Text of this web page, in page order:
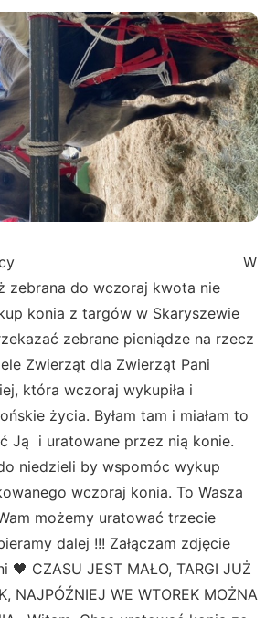
Darczyńcy W
zebrana do wczoraj kwota nie
konia z targów w Skaryszewie
zebrane pieniądze na rzecz
Zwierząt dla Zwierząt Pani
która wczoraj wykupiła i
życia. Byłam tam i miałam to
Ją i uratowane przez nią konie.
niedzieli by wspomóc wykup
wczoraj konia. To Wasza
możemy uratować trzecie
dalej !!! Załączam zdjęcie
🖤 CZASU JEST MAŁO, TARGI JUŻ
NAJPÓŹNIEJ WE WTOREK MOŻNA